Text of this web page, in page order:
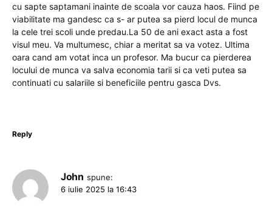
cu sapte saptamani inainte de scoala vor cauza haos. Fiind pe
viabilitate ma gandesc ca s- ar putea sa pierd locul de munca
la cele trei scoli unde predau.La 50 de ani exact asta a fost
visul meu. Va multumesc, chiar a meritat sa va votez. Ultima
oara cand am votat inca un profesor. Ma bucur ca pierderea
locului de munca va salva economia tarii si ca veti putea sa
continuati cu salariile si beneficiile pentru gasca Dvs.
Reply
John spune:
6 iulie 2025 la 16:43